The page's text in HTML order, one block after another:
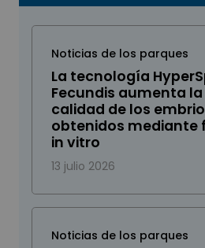
Noticias de los parques
La tecnología
Fecundis aumenta
calidad de los
obtenidos mediante
in vitro
13 julio 2026
Noticias de los parques